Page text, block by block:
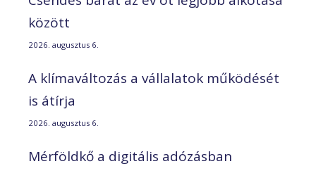
között
2026. augusztus 6.
A klímaváltozás a vállalatok működését
is átírja
2026. augusztus 6.
Mérföldkő a digitális adózásban